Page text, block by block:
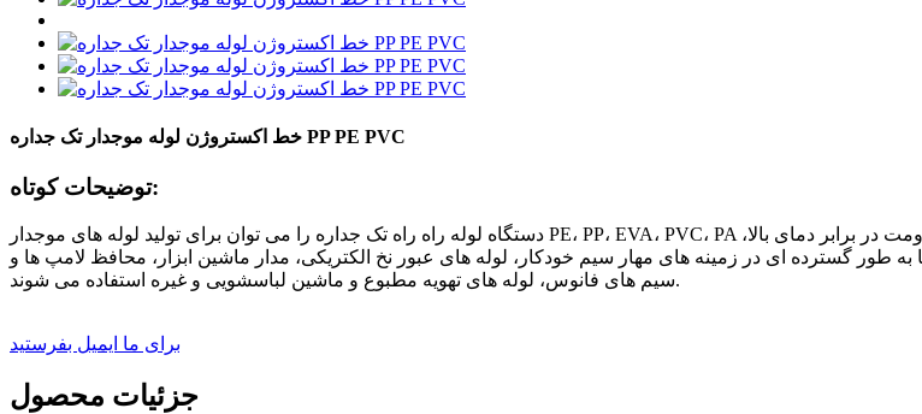
خط اکستروژن لوله موجدار تک جداره PP PE PVC
توضیحات کوتاه:
دستگاه لوله راه راه تک جداره را می توان برای تولید لوله های موجدار PE، PP، EVA، PVC، PA به طور مداوم استفاده کرد. لوله های موجدار تک جداره پلاستیکی دارای ویژگی های مقاومت در برابر دمای بالا،
طور گسترده ای در زمینه های مهار سیم خودکار، لوله های عبور نخ الکتریکی، مدار ماشین ابزار، محافظ لامپ ها و
سیم های فانوس، لوله های تهویه مطبوع و ماشین لباسشویی و غیره استفاده می شوند.
برای ما ایمیل بفرستید
جزئیات محصول